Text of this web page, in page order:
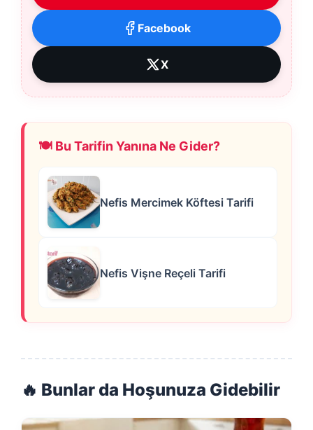
Facebook
X
🍽️ Bu Tarifin Yanına Ne Gider?
Nefis Mercimek Köftesi Tarifi
Nefis Vişne Reçeli Tarifi
🔥 Bunlar da Hoşunuza Gidebilir